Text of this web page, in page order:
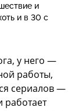
и
и в 30 с
у него —
работы,
сериалов —
работает